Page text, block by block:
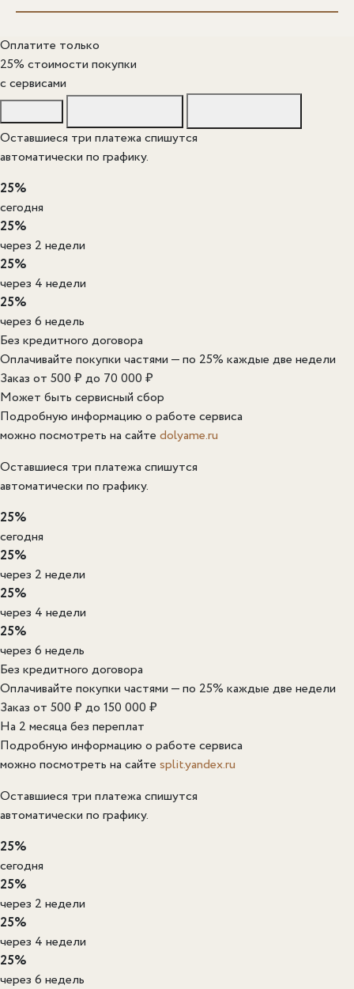
Оплатите только
25% стоимости покупки
c сервисами
Оставшиеся три платежа спишутся
автоматически по графику.
25%
сегодня
25%
через 2 недели
25%
через 4 недели
25%
через 6 недель
Без кредитного договора
Оплачивайте покупки частями — по 25% каждые две недели
Заказ от 500 ₽ до 70 000 ₽
Может быть сервисный сбор
Подробную информацию о работе сервиса
можно посмотреть на сайте dolyame.ru
Оставшиеся три платежа спишутся
автоматически по графику.
25%
сегодня
25%
через 2 недели
25%
через 4 недели
25%
через 6 недель
Без кредитного договора
Оплачивайте покупки частями — по 25% каждые две недели
Заказ от 500 ₽ до 150 000 ₽
На 2 месяца без переплат
Подробную информацию о работе сервиса
можно посмотреть на сайте split.yandex.ru
Оставшиеся три платежа спишутся
автоматически по графику.
25%
сегодня
25%
через 2 недели
25%
через 4 недели
25%
через 6 недель